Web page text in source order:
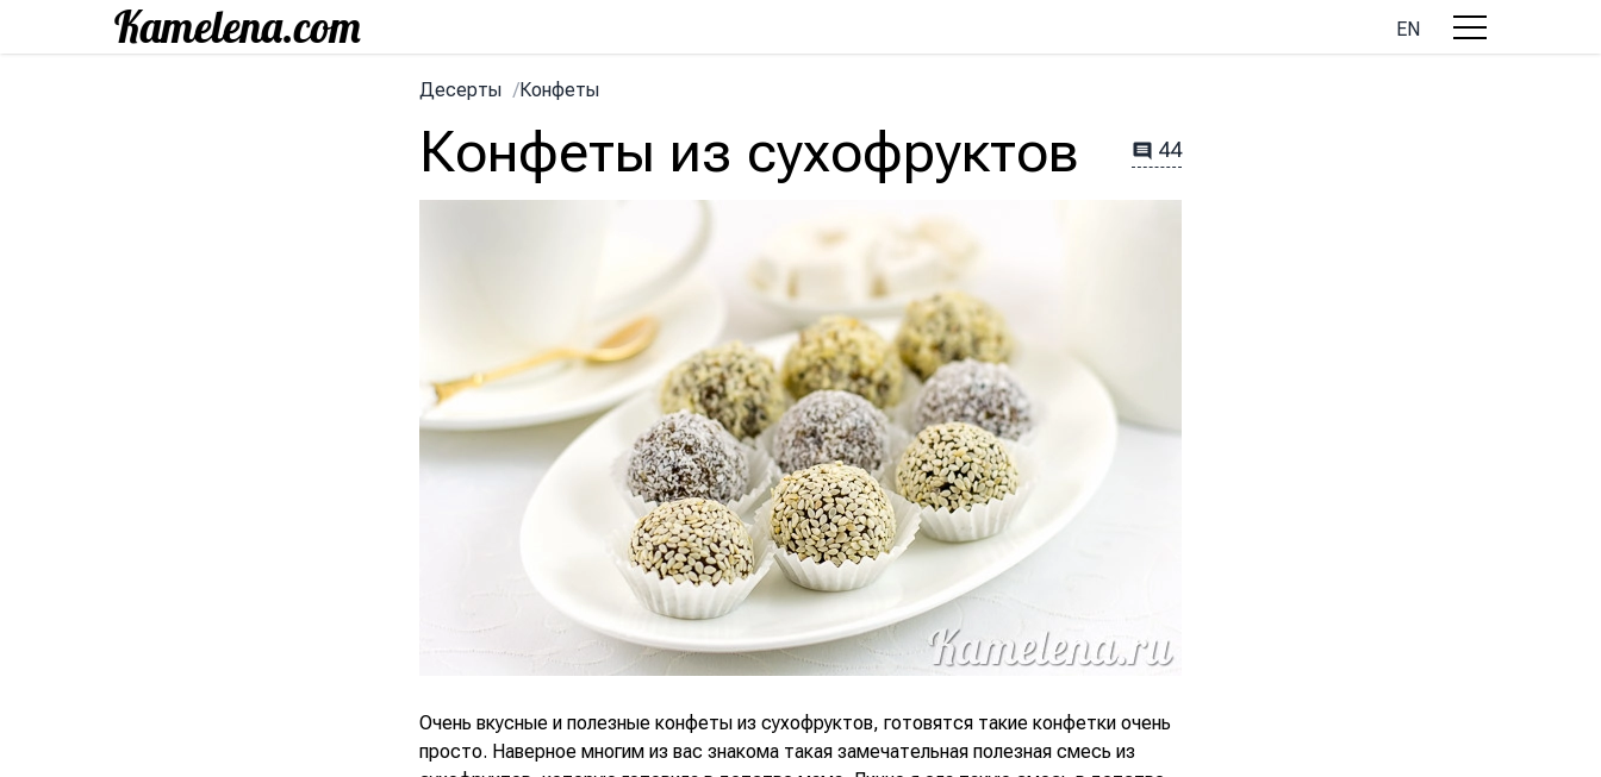
EN
Десерты /Конфеты
Конфеты из сухофруктов 44
Очень вкусные и полезные конфеты из сухофруктов, готовятся такие конфетки очень
просто. Наверное многим из вас знакома такая замечательная полезная смесь из